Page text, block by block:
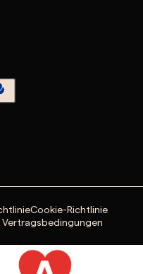
Cookie-Richtlinie
Vertragsbedingungen